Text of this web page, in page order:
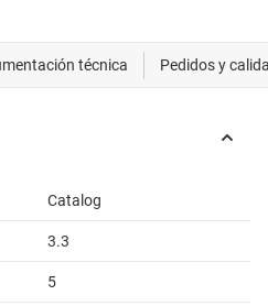
Catalog
3.3
5